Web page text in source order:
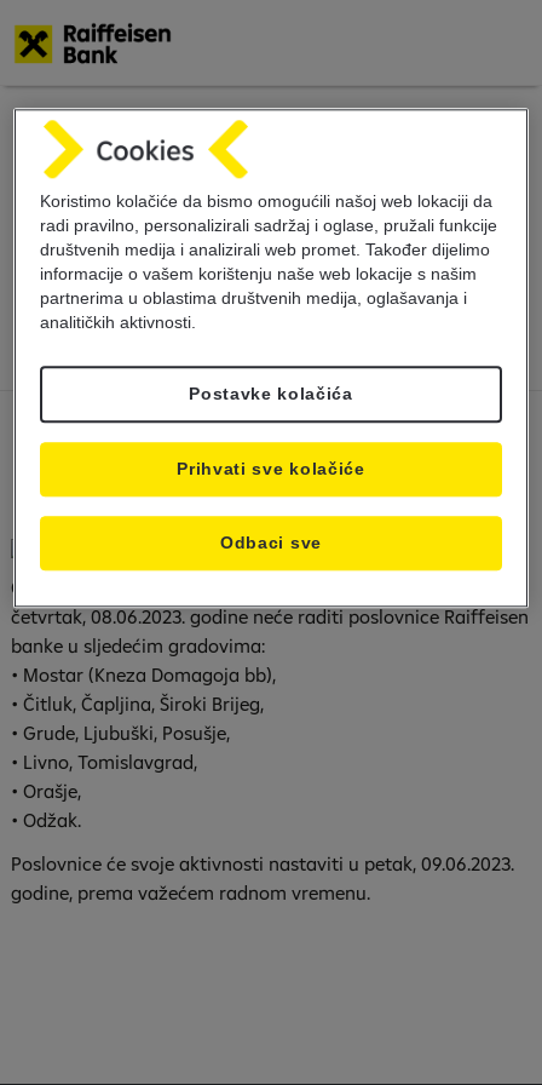
na
Obavještenje o
promjeni radnog
vremena
Obavještavamo Vas da, povodom predstojećeg praznika, u
četvrtak, 08.06.2023. godine neće raditi poslovnice Raiffeisen
banke u sljedećim gradovima:
• Mostar (Kneza Domagoja bb),
• Čitluk, Čapljina, Široki Brijeg,
• Grude, Ljubuški, Posušje,
• Livno, Tomislavgrad,
• Orašje,
• Odžak.
Poslovnice će svoje aktivnosti nastaviti u petak, 09.06.2023.
godine, prema važećem radnom vremenu.
Koristimo kolačiće da bismo omogućili našoj web lokaciji da
radi pravilno, personalizirali sadržaj i oglase, pružali funkcije
društvenih medija i analizirali web promet. Također dijelimo
informacije o vašem korištenju naše web lokacije s našim
partnerima u oblastima društvenih medija, oglašavanja i
analitičkih aktivnosti.
Postavke kolačića
Odbaci sve
Prihvati sve kolačiće